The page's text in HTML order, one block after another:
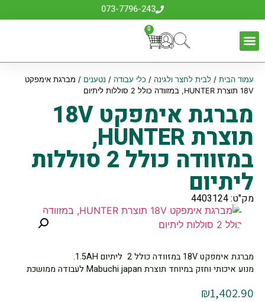
073-7796-243
0
עמוד הבית/ לבית לחצר ולגינה / כלי עבודה / נטענים / מברגת אימפקט
18V תוצרת HUNTER, במזוודה כולל 2 סוללות ליתיום
מברגת אימפקט 18V
תוצרת HUNTER,
במזוודה כולל 2 סוללות
ליתיום
מק"ט: 4403124
מברגת אימפקט 18V במזוודה כולל 2 ליתיום 1.5AH.
מנוע איכותי וחזק במיוחד תוצרת Mabuchi japan לעבודה ממושכת
₪1,402.90